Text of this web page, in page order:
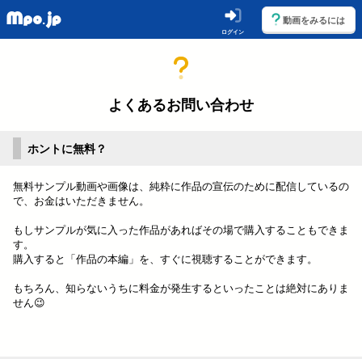
ログイン
動画をみるには
よくあるお問い合わせ
ホントに無料？
無料サンプル動画や画像は、純粋に作品の宣伝のために配信しているの
で、お金はいただきません。
もしサンプルが気に入った作品があればその場で購入することもできま
す。
購入すると「作品の本編」を、すぐに視聴することができます。
もちろん、知らないうちに料金が発生するといったことは絶対にありま
せん😉